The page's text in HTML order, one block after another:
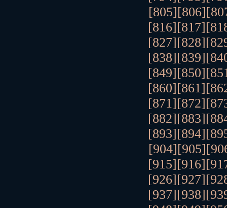
[805][806]
[816][817]
[827][828]
[838][839]
[849][850]
[860][861]
[871][872]
[882][883]
[893][894]
[904][905]
[915][916]
[926][927]
[937][938]